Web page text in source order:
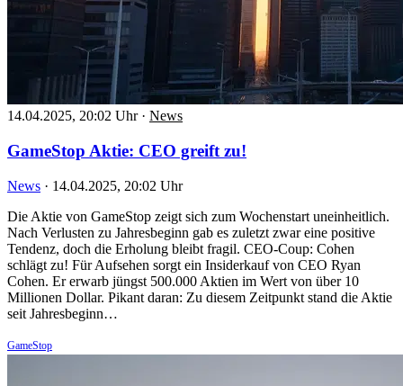
14.04.2025, 20:02 Uhr · News
GameStop Aktie: CEO greift zu!
News · 14.04.2025, 20:02 Uhr
Die Aktie von GameStop zeigt sich zum Wochenstart uneinheitlich.
Nach Verlusten zu Jahresbeginn gab es zuletzt zwar eine positive
Tendenz, doch die Erholung bleibt fragil. CEO-Coup: Cohen
schlägt zu! Für Aufsehen sorgt ein Insiderkauf von CEO Ryan
Cohen. Er erwarb jüngst 500.000 Aktien im Wert von über 10
Millionen Dollar. Pikant daran: Zu diesem Zeitpunkt stand die Aktie
seit Jahresbeginn…
GameStop